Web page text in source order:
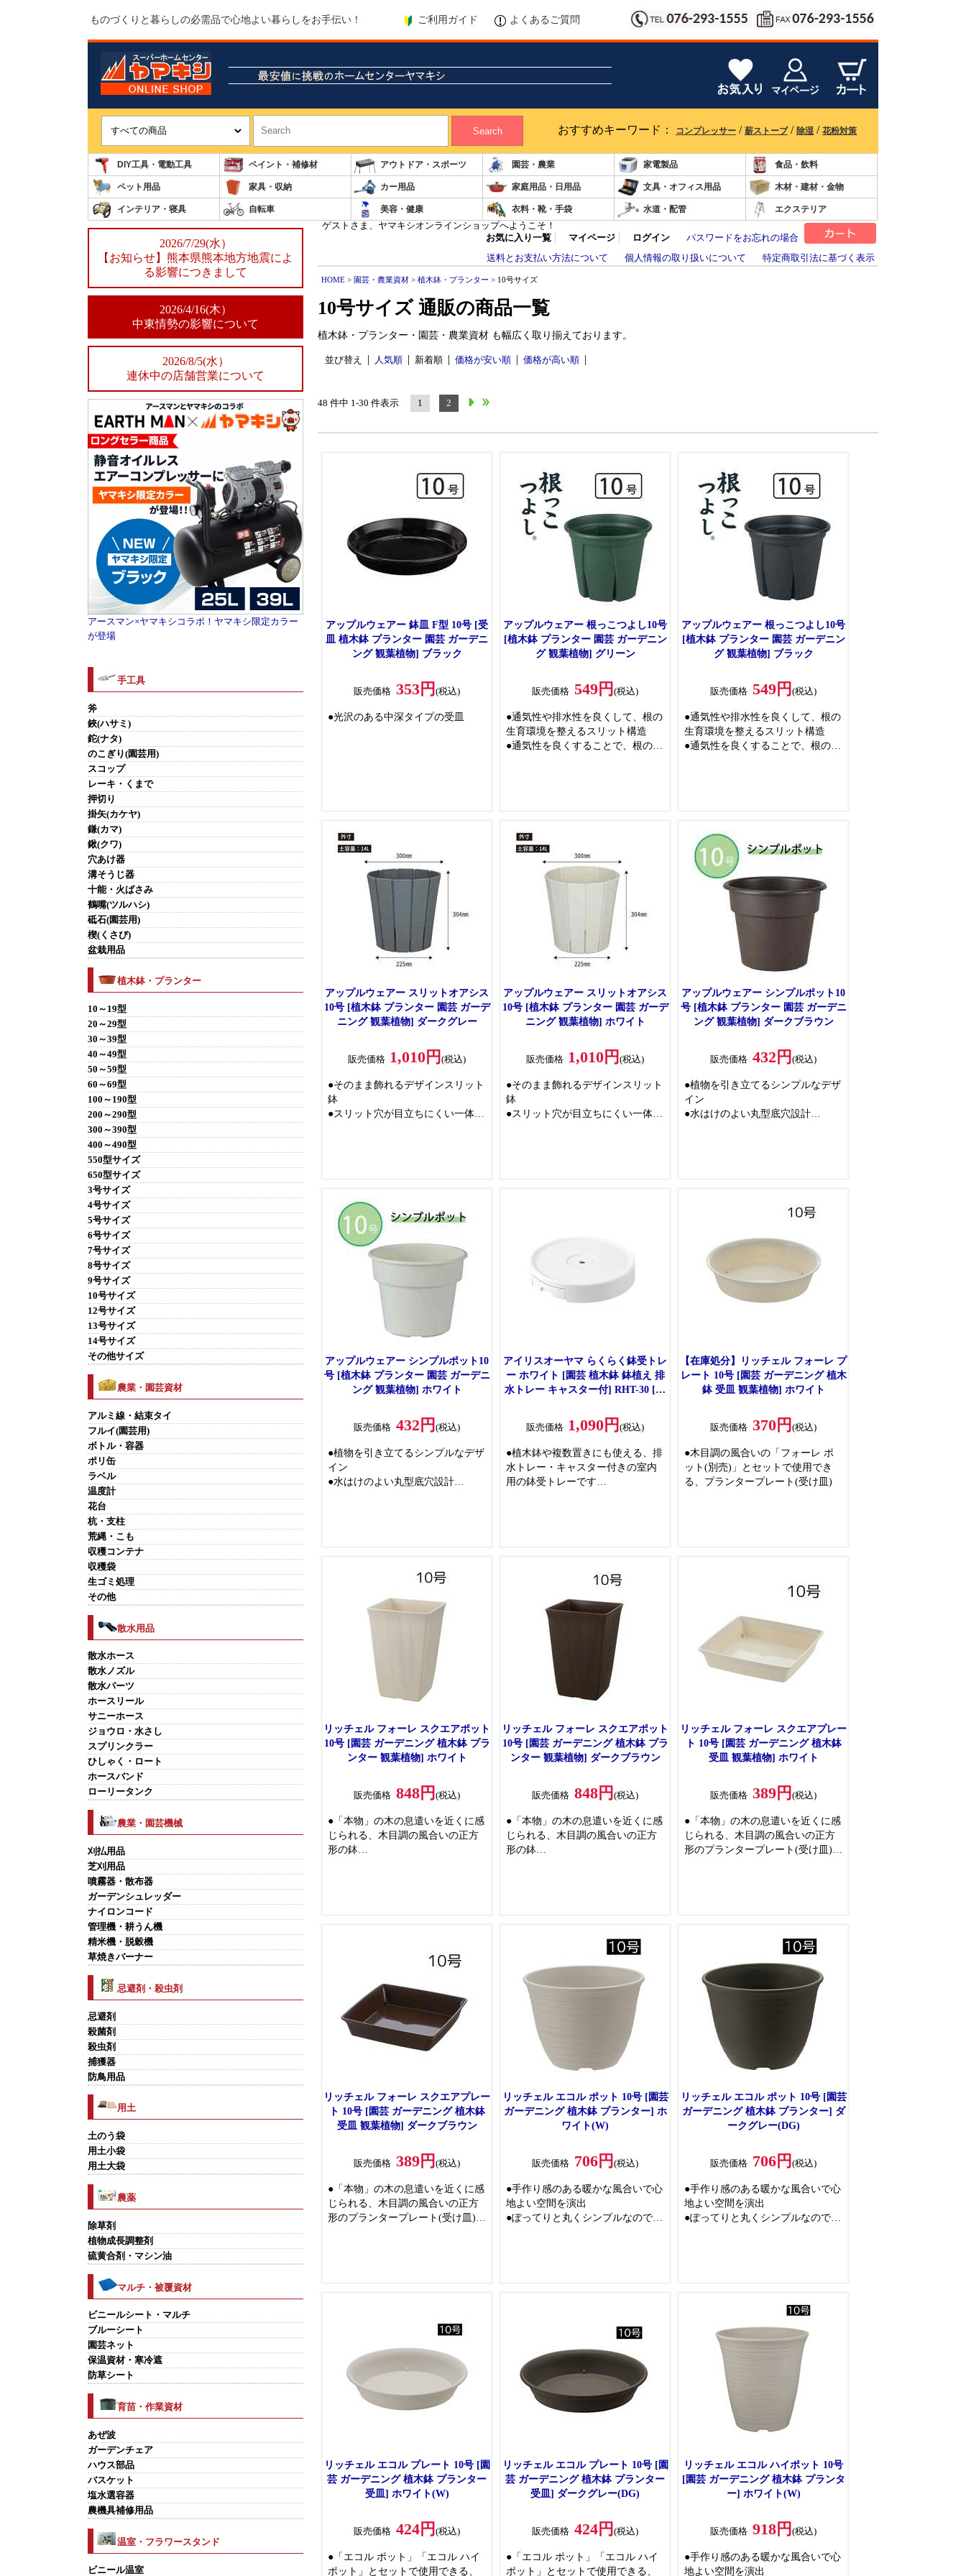
ものづくりと暮らしの必需品で心地よい暮らしをお手伝い！ ご利用ガイド よくあるご質問
Search おすすめキーワード： コンプレッサー / 薪ストーブ/ 除湿 / 花粉対策
DIY工具・電動工具 ペイント・補修材 アウトドア・スポーツ 園芸・農業 家電製品 食品・飲料
ペット用品 家具・収納 カー用品 家庭用品・日用品 文具・オフィス用品 木材・建材・金物
インテリア・寝具 自転車 美容・健康 衣料・靴・手袋 水道・配管 エクステリア
2026/7/29(水）
【お知らせ】熊本県熊本地方地震によ
る影響につきまして
2026/4/16(木）
中東情勢の影響について
2026/8/5(水）
連休中の店舗営業について
アースマン×ヤマキシコラボ！ヤマキシ限定カラー
が登場
手工具
斧
鋏(ハサミ)
鉈(ナタ)
のこぎり(園芸用)
スコップ
レーキ・くまで
押切り
掛矢(カケヤ)
鎌(カマ)
鍬(クワ)
穴あけ器
溝そうじ器
十能・火ばさみ
鶴嘴(ツルハシ)
砥石(園芸用)
楔(くさび)
盆栽用品
植木鉢・プランター
10～19型
20～29型
30～39型
40～49型
50～59型
60～69型
100～190型
200～290型
300～390型
400～490型
550型サイズ
650型サイズ
3号サイズ
4号サイズ
5号サイズ
6号サイズ
7号サイズ
8号サイズ
9号サイズ
10号サイズ
12号サイズ
13号サイズ
14号サイズ
その他サイズ
農業・園芸資材
アルミ線・結束タイ
フルイ(園芸用)
ボトル・容器
ポリ缶
ラベル
温度計
花台
杭・支柱
荒縄・こも
収穫コンテナ
収穫袋
生ゴミ処理
その他
散水用品
散水ホース
散水ノズル
散水パーツ
ホースリール
サニーホース
ジョウロ・水さし
スプリンクラー
ひしゃく・ロート
ホースバンド
ローリータンク
農業・園芸機械
刈払用品
芝刈用品
噴霧器・散布器
ガーデンシュレッダー
ナイロンコード
管理機・耕うん機
精米機・脱穀機
草焼きバーナー
忌避剤・殺虫剤
忌避剤
殺菌剤
殺虫剤
捕獲器
防鳥用品
用土
土のう袋
用土小袋
用土大袋
農薬
除草剤
植物成長調整剤
硫黄合剤・マシン油
マルチ・被覆資材
ビニールシート・マルチ
ブルーシート
園芸ネット
保温資材・寒冷遮
防草シート
育苗・作業資材
あぜ波
ガーデンチェア
ハウス部品
バスケット
塩水選容器
農機具補修用品
温室・フラワースタンド
ビニール温室
ゲストさま、ヤマキシオンラインショップへようこそ！
お気に入り一覧
マイページ ログイン
パスワードをお忘れの場合
送料とお支払い方法について
個人情報の取り扱いについて 特定商取引法に基づく表示
HOME > 園芸・農業資材 > 植木鉢・プランター > 10号サイズ
10号サイズ 通販の商品一覧
植木鉢・プランター・園芸・農業資材 も幅広く取り揃えております。
並び替え 人気順 新着順 価格が安い順 価格が高い順
48 件中 1-30 件表示 1 2
アップルウェアー 鉢皿 F型 10号 [受
皿 植木鉢 プランター 園芸 ガーデニ
ング 観葉植物] ブラック
販売価格 353円 (税込)
●光沢のある中深タイプの受皿
アップルウェアー 根っこつよし10号
[植木鉢 プランター 園芸 ガーデニン
グ 観葉植物] グリーン
販売価格 549円 (税込)
●通気性や排水性を良くして、根の
生育環境を整えるスリット構造
●通気性を良くすることで、根のサ
●オージープランツや、果樹・花
木、バラの植え付け、育成におす
すめの大型サイズのスリット鉢
アップルウェアー 根っこつよし10号
[植木鉢 プランター 園芸 ガーデニン
グ 観葉植物] ブラック
販売価格 549円 (税込)
●通気性や排水性を良くして、根の
生育環境を整えるスリット構造
●通気性を良くすることで、根のサ
●オージープランツや、果樹・花
木、バラの植え付け、育成におす
すめの大型サイズのスリット鉢
アップルウェアー スリットオアシス
10号 [植木鉢 プランター 園芸 ガーデ
ニング 観葉植物] ダークグレー
販売価格 1,010円(税込)
●そのまま飾れるデザインスリット
鉢
●スリット穴が目立ちにくい一体感
アップルウェアー スリットオアシス
10号 [植木鉢 プランター 園芸 ガーデ
ニング 観葉植物] ホワイト
販売価格 1,010円(税込)
●そのまま飾れるデザインスリット
鉢
●スリット穴が目立ちにくい一体感
アップルウェアー シンプルポット10
号 [植木鉢 プランター 園芸 ガーデニ
ング 観葉植物] ダークブラウン
販売価格 432円 (税込)
●植物を引き立てるシンプルなデザ
イン
●水はけのよい丸型底穴設計
アップルウェアー シンプルポット10
号 [植木鉢 プランター 園芸 ガーデニ
ング 観葉植物] ホワイト
販売価格 432円 (税込)
●植物を引き立てるシンプルなデザ
イン
●水はけのよい丸型底穴設計
アイリスオーヤマ らくらく鉢受トレ
ー ホワイト [園芸 植木鉢 鉢植え 排
水トレー キャスター付] RHT-30 [お
販売価格 1,090円(税込)
●植木鉢や複数置きにも使える、排
水トレー・キャスター付きの室内
用の鉢受トレーです
植物でも移動がらくなので、掃除
の際などに便利です
【在庫処分】リッチェル フォーレ プ
レート 10号 [園芸 ガーデニング 植木
鉢 受皿 観葉植物] ホワイト
販売価格 370円 (税込)
●木目調の風合いの「フォーレ ポ
ット(別売)」とセットで使用でき
る、プランタープレート(受け皿)
リッチェル フォーレ スクエアポット
10号 [園芸 ガーデニング 植木鉢 プラ
ンター 観葉植物] ホワイト
販売価格 848円 (税込)
●「本物」の木の息遣いを近くに感
じられる、木目調の風合いの正方
形の鉢
リッチェル フォーレ スクエアポット
10号 [園芸 ガーデニング 植木鉢 プラ
ンター 観葉植物] ダークブラウン
販売価格 848円 (税込)
●「本物」の木の息遣いを近くに感
じられる、木目調の風合いの正方
形の鉢
売)」とセットで使用できます
リッチェル フォーレ スクエアプレー
ト 10号 [園芸 ガーデニング 植木鉢
受皿 観葉植物] ホワイト
販売価格 389円 (税込)
●「本物」の木の息遣いを近くに感
じられる、木目調の風合いの正方
形のプランタープレート(受け皿)
リッチェル フォーレ スクエアプレー
ト 10号 [園芸 ガーデニング 植木鉢
受皿 観葉植物] ダークブラウン
販売価格 389円 (税込)
●「本物」の木の息遣いを近くに感
じられる、木目調の風合いの正方
形のプランタープレート(受け皿)
リッチェル エコル ポット 10号 [園芸
ガーデニング 植木鉢 プランター] ホ
ワイト(W)
販売価格 706円 (税込)
●手作り感のある暖かな風合いで心
地よい空間を演出
●ぽってりと丸くシンプルなので、
リッチェル エコル ポット 10号 [園芸
ガーデニング 植木鉢 プランター] ダ
ークグレー(DG)
販売価格 706円 (税込)
●手作り感のある暖かな風合いで心
地よい空間を演出
●ぽってりと丸くシンプルなので、
リッチェル エコル プレート 10号 [園
芸 ガーデニング 植木鉢 プランター
受皿] ホワイト(W)
販売価格 424円 (税込)
●「エコル ポット」「エコル ハイ
ポット」とセットで使用できる、
リッチェル エコル プレート 10号 [園
芸 ガーデニング 植木鉢 プランター
受皿] ダークグレー(DG)
販売価格 424円 (税込)
●「エコル ポット」「エコル ハイ
ポット」とセットで使用できる、
リッチェル エコル ハイポット 10号
[園芸 ガーデニング 植木鉢 プランタ
ー] ホワイト(W)
販売価格 918円 (税込)
●手作り感のある暖かな風合いで心
地よい空間を演出